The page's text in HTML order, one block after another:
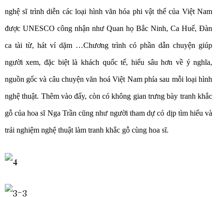
nghệ sĩ trình diễn các loại hình văn hóa phi vật thể của Việt Nam
được UNESCO công nhận như Quan họ Bắc Ninh, Ca Huế, Đàn
ca tài từ, hát ví dặm …Chương trình có phần dẫn chuyện giúp
người xem, đặc biệt là khách quốc tế, hiểu sâu hơn về ý nghĩa,
nguồn gốc và câu chuyện văn hoá Việt Nam phía sau mỗi loại hình
nghệ thuật. Thêm vào đấy, còn có không gian trưng bày tranh khắc
gỗ của hoa sĩ Nga Trần cũng như người tham dự có dịp tìm hiểu và
trải nghiệm nghệ thuật làm tranh khắc gỗ cùng hoa sĩ.